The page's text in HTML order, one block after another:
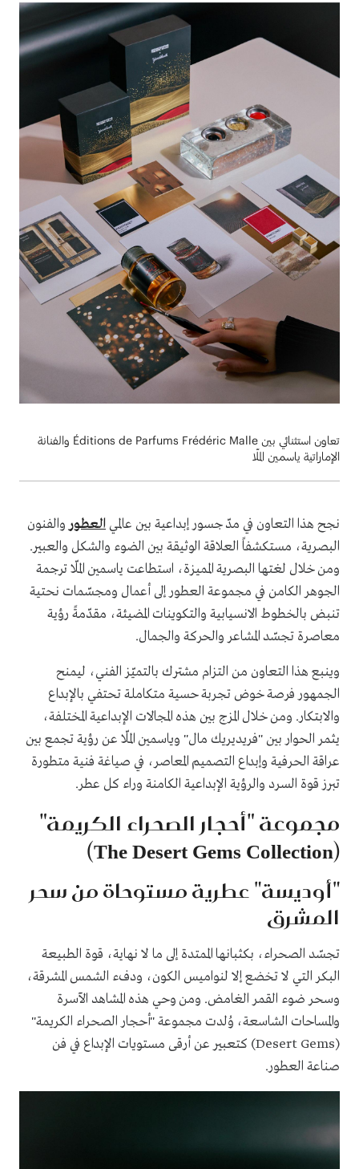
تعاون استثنائي بين Éditions de Parfums Frédéric Malle والفنانة
الإماراتية ياسمين الملّا
نجح هذا التعاون في مدّ جسور إبداعية بين عالمي العطور والفنون
البصرية، مستكشفاً العلاقة الوثيقة بين الضوء والشكل والعبير.
ومن خلال لغتها البصرية المميزة، استطاعت ياسمين الملّا ترجمة
الجوهر الكامن في مجموعة العطور إلى أعمال ومجسّمات نحتية
تنبض بالخطوط الانسيابية والتكوينات المضيئة، مقدّمةً رؤية
معاصرة تجسّد المشاعر والحركة والجمال.
وينبع هذا التعاون من التزام مشترك بالتميّز الفني، ليمنح
الجمهور فرصة خوض تجربة حسية متكاملة تحتفي بالإبداع
والابتكار. ومن خلال المزج بين هذه المجالات الإبداعية المختلفة،
يثمر الحوار بين "فريديريك مال" وياسمين الملّا عن رؤية تجمع بين
عراقة الحرفية وإبداع التصميم المعاصر، في صياغة فنية متطورة
تبرز قوة السرد والرؤية الإبداعية الكامنة وراء كل عطر.
مجموعة "أحجار الصحراء الكريمة"
(The Desert Gems Collection)
"أوديسة" عطرية مستوحاة من سحر
المشرق
تجسّد الصحراء، بكثبانها الممتدة إلى ما لا نهاية، قوة الطبيعة
البكر التي لا تخضع إلا لنواميس الكون، ودفء الشمس المشرقة،
وسحر ضوء القمر الغامض. ومن وحي هذه المشاهد الآسرة
والمساحات الشاسعة، وُلدت مجموعة "أحجار الصحراء الكريمة"
(Desert Gems) كتعبير عن أرقى مستويات الإبداع في فن
صناعة العطور.